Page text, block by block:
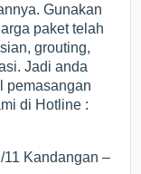
Gunakan
paket telah
grouting,
Jadi anda
pemasangan
di Hotline :
Kandangan –